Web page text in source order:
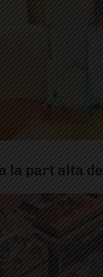
la part alta del